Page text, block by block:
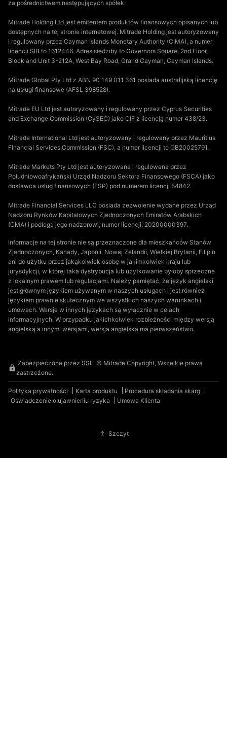
za pośrednictwem następujących spółek:
Mitrade Holding Ltd jest emitentem produktów finansowych opisanych lub
dostępnych na tej stronie internetowej. Mitrade Holding jest autoryzowany
i regulowany przez Cayman Islands Monetary Authority (CIMA), a numer
licencji SIB to 1612446. Adres siedziby to Governors Square, 2nd Floor,
Block and Unit 3-212A, West Bay Road, Grand Cayman, Cayman Islands.
Mitrade Global Pty Ltd z ABN 90 149 011 361 posiada australijską licencję
na usługi finansowe (AFSL 398528).
Mitrade EU Ltd jest autoryzowany i regulowany przez Cyprus Securities
and Exchange Commission (CySEC) jako CIF z licencją numer 438/23.
Mitrade International Ltd jest autoryzowany i regulowany przez Mauritius
Financial Services Commission (FSC), a numer licencji to GB20025791.
Mitrade Markets Pty Ltd jest autoryzowana i regulowana przez
Południowoafrykański Urząd Nadzoru Sektora Finansowego (FSCA) jako
dostawca usług finansowych (FSP) pod numerem licencji 54842.
Mitrade Financial Services LLC posiada zezwolenie wydane przez Urząd
Nadzoru Rynków Kapitałowych Zjednoczonych Emiratów Arabskich
(CMA) i podlega jego nadzorowi; numer licencji: 20200000397.
Informacje na tej stronie nie są przeznaczone dla mieszkańców Stanów
Zjednoczonych, Kanady, Japonii, Nowej Zelandii, Wielkiej Brytanii, Filipin
ani do użytku przez jakąkolwiek osobę w jakimkolwiek kraju lub
jurysdykcji, w której taka dystrybucja lub użytkowanie byłoby sprzeczne
z lokalnym prawem lub regulacjami. Należy pamiętać, że język angielski
jest głównym językiem używanym w naszych usługach i jest również
językiem prawnie skutecznym we wszystkich naszych warunkach i
umowach. Wersje w innych językach są wyłącznie w celach
informacyjnych. W przypadku jakichkolwiek rozbieżności między wersją
angielską a innymi wersjami, wersja angielska ma pierwszeństwo.
Zabezpieczone przez SSL. © Mitrade Copyright, Wszelkie prawa
zastrzeżone.
Polityka prywatności Karta produktu
Procedura składania skarg
Oświadczenie o ujawnieniu ryzyka
Umowa Klienta
Szczyt